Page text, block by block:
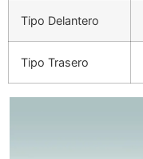
Tipo Delantero
Tipo Trasero